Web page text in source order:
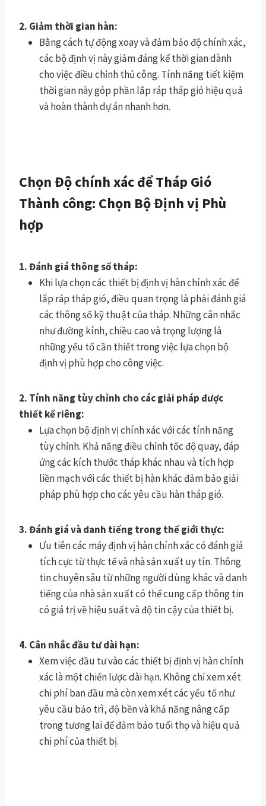
2. Giảm thời gian hàn:
Bằng cách tự động xoay và đảm bảo độ chính xác,
các bộ định vị này giảm đáng kể thời gian dành
cho việc điều chỉnh thủ công. Tính năng tiết kiệm
thời gian này góp phần lắp ráp tháp gió hiệu quả
và hoàn thành dự án nhanh hơn.
Chọn Độ chính xác để Tháp Gió
Thành công: Chọn Bộ Định vị Phù
hợp
1. Đánh giá thông số tháp:
Khi lựa chọn các thiết bị định vị hàn chính xác để
lắp ráp tháp gió, điều quan trọng là phải đánh giá
các thông số kỹ thuật của tháp. Những cân nhắc
như đường kính, chiều cao và trọng lượng là
những yếu tố cần thiết trong việc lựa chọn bộ
định vị phù hợp cho công việc.
2. Tính năng tùy chỉnh cho các giải pháp được
thiết kế riêng:
Lựa chọn bộ định vị chính xác với các tính năng
tùy chỉnh. Khả năng điều chỉnh tốc độ quay, đáp
ứng các kích thước tháp khác nhau và tích hợp
liền mạch với các thiết bị hàn khác đảm bảo giải
pháp phù hợp cho các yêu cầu hàn tháp gió.
3. Đánh giá và danh tiếng trong thế giới thực:
Ưu tiên các máy định vị hàn chính xác có đánh giá
tích cực từ thực tế và nhà sản xuất uy tín. Thông
tin chuyên sâu từ những người dùng khác và danh
tiếng của nhà sản xuất có thể cung cấp thông tin
có giá trị về hiệu suất và độ tin cậy của thiết bị.
4. Cân nhắc đầu tư dài hạn:
Xem việc đầu tư vào các thiết bị định vị hàn chính
xác là một chiến lược dài hạn. Không chỉ xem xét
chi phí ban đầu mà còn xem xét các yếu tố như
yêu cầu bảo trì, độ bền và khả năng nâng cấp
trong tương lai để đảm bảo tuổi thọ và hiệu quả
chi phí của thiết bị.